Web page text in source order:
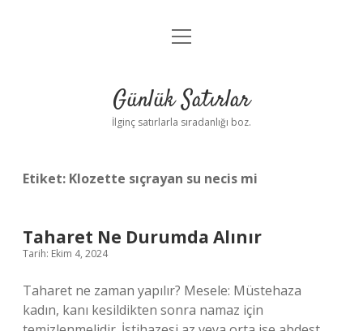
Anasayfa
Yasal Uyarı
menüyü
Günlük Satırlar
İlginç satırlarla sıradanlığı boz.
Etiket: Klozette sıçrayan su necis mi
Taharet Ne Durumda Alınır
Tarih: Ekim 4, 2024
Taharet ne zaman yapılır? Mesele: Müstehaza
kadın, kanı kesildikten sonra namaz için